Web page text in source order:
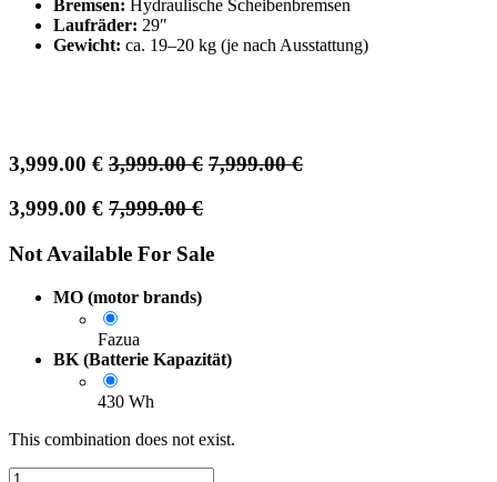
Bremsen: Hydraulische Scheibenbremsen
Laufräder: 29″
Gewicht: ca. 19–20 kg (je nach Ausstattung)
3,999.00 € 3,999.00€ 7,999.00€
3,999.00 € 7,999.00€
Not Available For Sale
MO (motor brands)
Fazua
BK (Batterie Kapazität)
430 Wh
This combination does not exist.